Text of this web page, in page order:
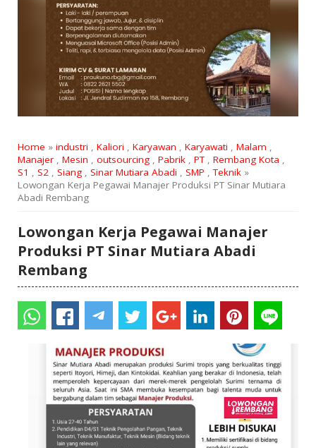
Home » industri , Kaliori , Karyawan , Karyawati , Malam ,
Manajer, Mesin , outsourcing, Pabrik, PT, Rembang Kota ,
S1 , S2, Siang, Sinar Mutiara Abadi , SMP ,Teknik»
Lowongan Kerja Pegawai Manajer Produksi PT Sinar Mutiara
Abadi Rembang
Lowongan Kerja Pegawai Manajer
Produksi PT Sinar Mutiara Abadi
Rembang